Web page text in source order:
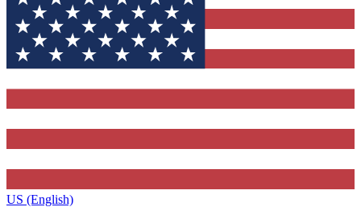
US (English)